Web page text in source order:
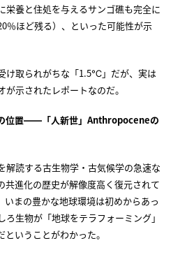
栄養と住処を与えるサンゴ礁も完全に
％ほど残る）、といった可能性が示
け取られがちな「1.5℃」だが、実は
示されたレポートなのだ。
位置――「人新世」Anthropoceneの
解読する古生物学・古気候学の急速な
共進化の歴史が解像度高く復元されて
いまの豊かな地球環境は初めからあっ
ろ生物が「地球をテラフォーミング」
ということがわかった。